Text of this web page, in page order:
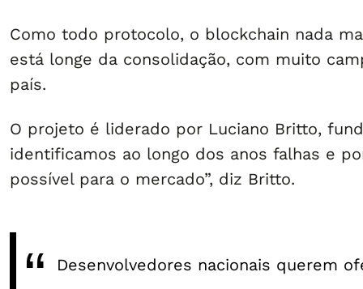
Como todo protocolo, o blockchain nada
está longe da consolidação, com muito
país.
O projeto é liderado por Luciano Britto,
identificamos ao longo dos anos falhas e
possível para o mercado”, diz Britto.
Desenvolvedores nacionais querem